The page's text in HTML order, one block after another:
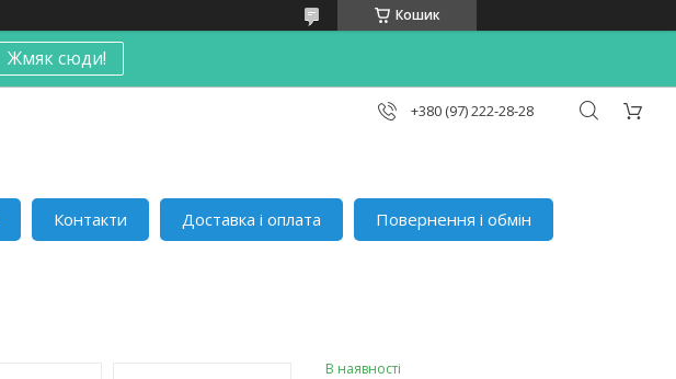
Кошик
Жмяк сюди!
+380 (97) 222-28-28
Контакти Доставка і оплата Повернення і обмін
В наявності